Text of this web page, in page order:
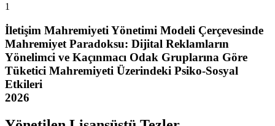
1
İletişim Mahremiyeti Yönetimi Modeli Çerçevesinde
Mahremiyet Paradoksu: Dijital Reklamların
Yönelimci ve Kaçınmacı Odak Gruplarına Göre
Tüketici Mahremiyeti Üzerindeki Psiko-Sosyal
Etkileri
2026